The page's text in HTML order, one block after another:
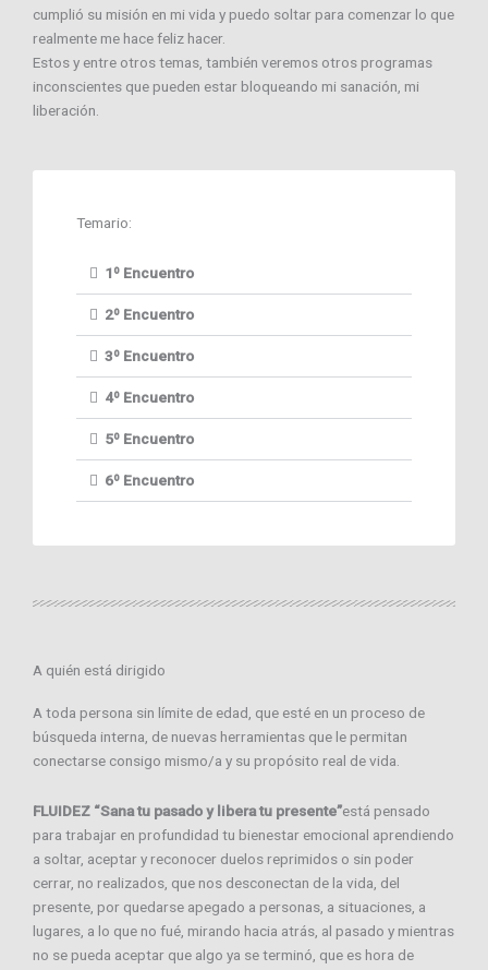
cumplió su misión en mi vida y puedo soltar para comenzar lo que
realmente me hace feliz hacer.
Estos y entre otros temas, también veremos otros programas
inconscientes que pueden estar bloqueando mi sanación, mi
liberación.
Temario:
1º Encuentro
2º Encuentro
3º Encuentro
4º Encuentro
5º Encuentro
6º Encuentro
A quién está dirigido
A toda persona sin límite de edad, que esté en un proceso de
búsqueda interna, de nuevas herramientas que le permitan
conectarse consigo mismo/a y su propósito real de vida.
FLUIDEZ “Sana tu pasado y libera tu presente”está pensado
para trabajar en profundidad tu bienestar emocional aprendiendo
a soltar, aceptar y reconocer duelos reprimidos o sin poder
cerrar, no realizados, que nos desconectan de la vida, del
presente, por quedarse apegado a personas, a situaciones, a
lugares, a lo que no fué, mirando hacia atrás, al pasado y mientras
no se pueda aceptar que algo ya se terminó, que es hora de